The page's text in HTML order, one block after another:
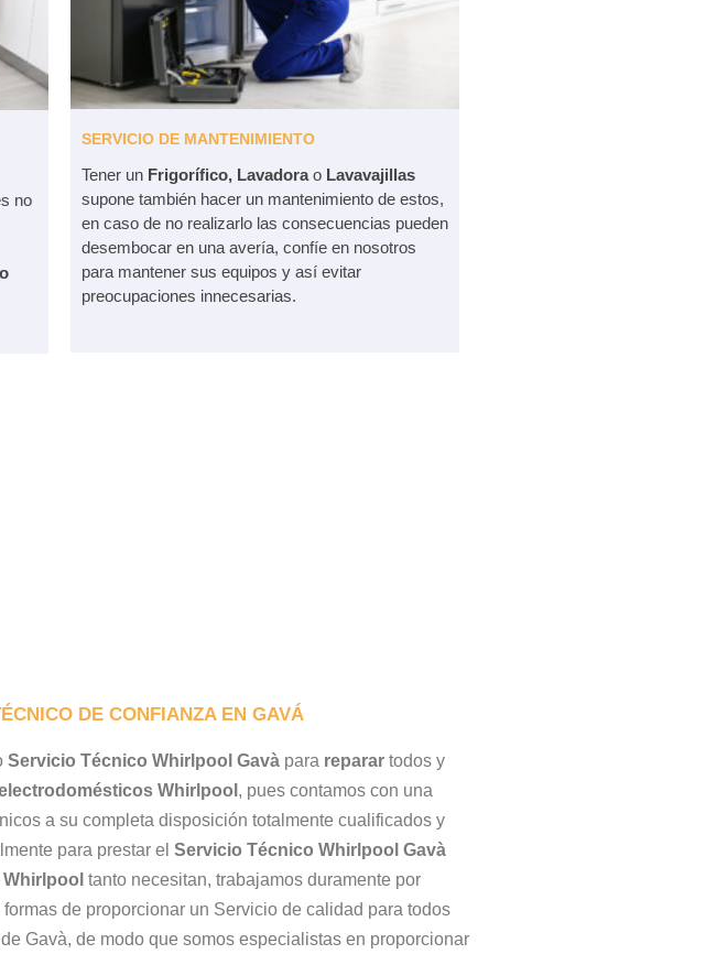
no
SERVICIO DE MANTENIMIENTO
Tener un Frigorífico, Lavadorao Lavavajillas
supone también hacer un mantenimiento de estos,
en caso de no realizarlo las consecuencias pueden
desembocar en una avería, confíe en nosotros
para mantener sus equipos y así evitar
preocupaciones innecesarias.
DE CONFIANZA EN GAVÁ
Servicio Técnico Whirlpool Gavà para reparar todos y
Whirlpool , pues contamos con una
a su completa disposición totalmente cualificados y
para prestar el Servicio Técnico Whirlpool Gavà
Whirlpool tanto necesitan, trabajamos duramente por
de proporcionar un Servicio de calidad para todos
Gavà, de modo que somos especialistas en proporcionar